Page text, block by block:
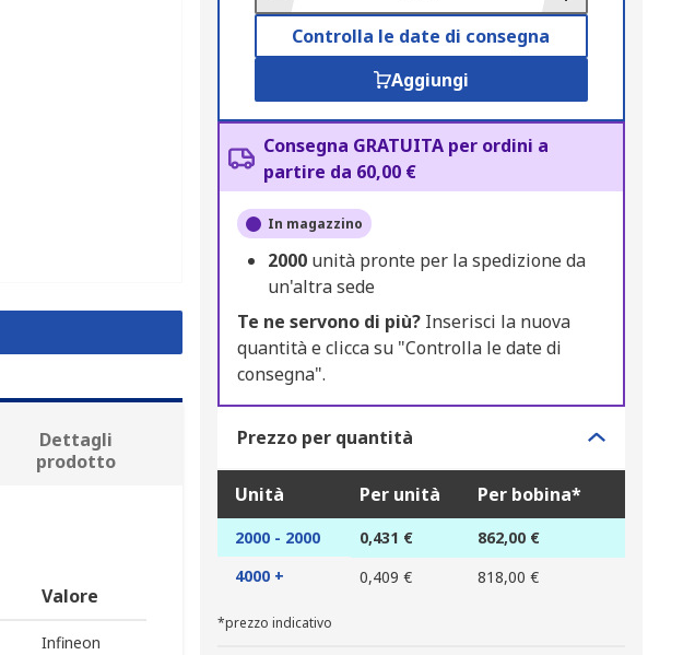
Controlla le date di consegna
Aggiungi
Consegna GRATUITA per ordini a
partire da 60,00 €
In magazzino
2000 unità pronte per la spedizione da
un'altra sede
Te ne servono di più?Inserisci la nuova
quantità e clicca su "Controlla le date di
consegna".
Prezzo per quantità
Unità Per unità Per bobina*
2000 - 2000 0,431 €
862,00 €
4000 +
0,409 € 818,00 €
*prezzo indicativo
Dettagli
prodotto
Valore
Infineon